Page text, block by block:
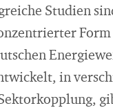
Studien
in